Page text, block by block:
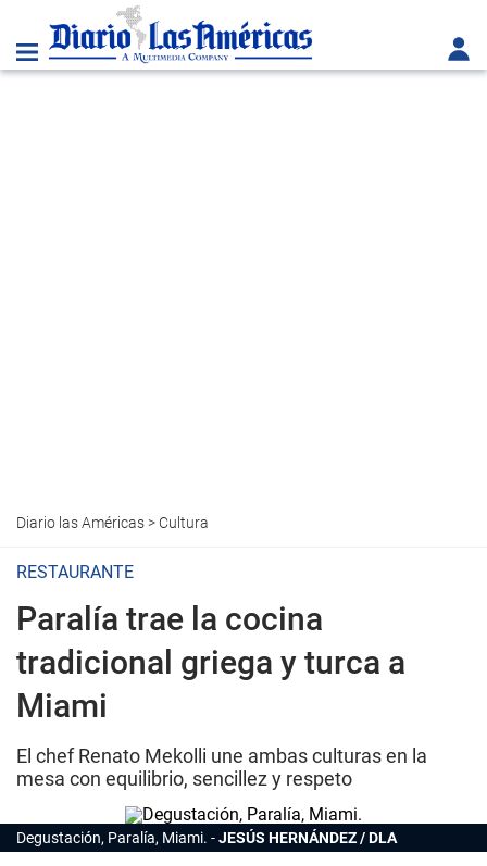
Diario las Américas> Cultura
RESTAURANTE
Paralía trae la cocina
tradicional griega y turca a
Miami
El chef Renato Mekolli une ambas culturas en la
mesa con equilibrio, sencillez y respeto
Degustación, Paralía, Miami. JESÚS HERNÁNDEZ / DLA